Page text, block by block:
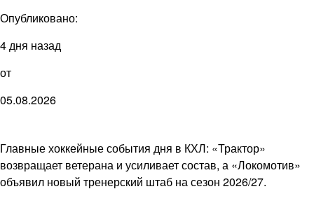
Опубликовано:
4 дня назад
от
05.08.2026
Главные хоккейные события дня в КХЛ: «Трактор»
возвращает ветерана и усиливает состав, а «Локомотив»
объявил новый тренерский штаб на сезон 2026/27.